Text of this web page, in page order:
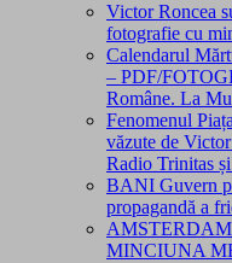
Victor Roncea
fotografie cu
Calendarul
– PDF/
Române. La
Fenomenul
văzute de
Radio Trinitas
BANI Guvern
propagandă a
AMSTERDAM
MINCIUNA